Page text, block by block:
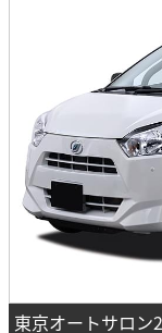
東京オートサロン